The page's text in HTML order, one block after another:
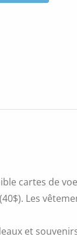
cartes de
Les
et